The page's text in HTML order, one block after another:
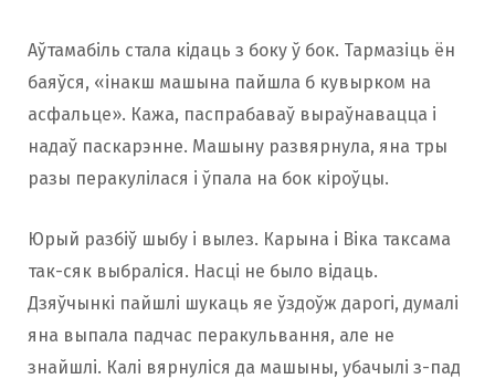
Аўтамабіль стала кідаць з боку ў бок. Тармазіць ён
баяўся, «інакш машына пайшла б кувырком на
асфальце». Кажа, паспрабаваў выраўнавацца і
надаў паскарэнне. Машыну развярнула, яна тры
разы перакулілася і ўпала на бок кіроўцы.
Юрый разбіў шыбу і вылез. Карына і Віка таксама
так-сяк выбраліся. Насці не было відаць.
Дзяўчынкі пайшлі шукаць яе ўздоўж дарогі, думалі
яна выпала падчас перакульвання, але не
знайшлі. Калі вярнуліся да машыны, убачылі з-пад